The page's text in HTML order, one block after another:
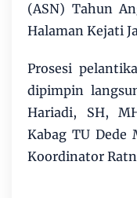
(ASN) Tahun
Halaman Kejati
Prosesi
dipimpin
Hariadi, SH,
Kabag TU Dede
Koordinator